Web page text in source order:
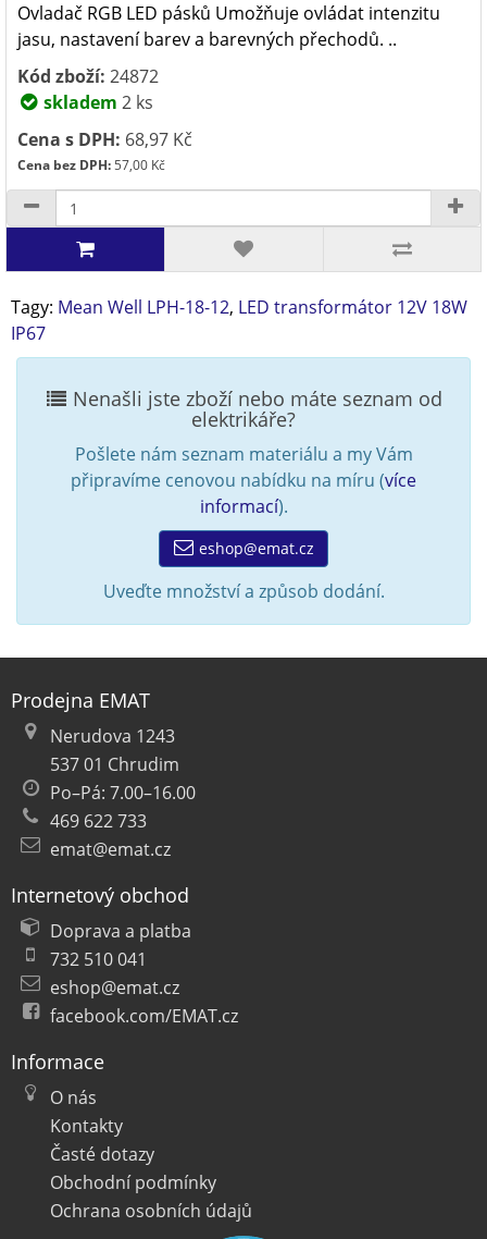
Ovladač RGB LED pásků Umožňuje ovládat intenzitu
jasu, nastavení barev a barevných přechodů. ..
Kód zboží: 24872
skladem 2 ks
Cena s DPH: 68,97 Kč
Cena bez DPH:57,00 Kč
Tagy: Mean Well LPH-18-12, LED transformátor 12V 18W
IP67
Nenašli jste zboží nebo máte seznam od
elektrikáře?
Pošlete nám seznam materiálu a my Vám
připravíme cenovou nabídku na míru (více
informací).
eshop@emat.cz
Uveďte množství a způsob dodání.
Prodejna EMAT
Nerudova 1243
537 01 Chrudim
Po–Pá: 7.00–16.00
469 622 733
emat@emat.cz
Internetový obchod
Doprava a platba
732 510 041
eshop@emat.cz
facebook.com/EMAT.cz
Informace
O nás
Kontakty
Časté dotazy
Obchodní podmínky
Ochrana osobních údajů